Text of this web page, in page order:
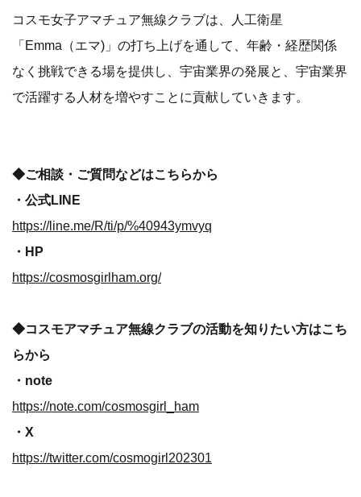
コスモ女子アマチュア無線クラブは、人工衛星
「Emma（エマ)」の打ち上げを通して、年齢・経歴関係
なく挑戦できる場を提供し、宇宙業界の発展と、宇宙業界
で活躍する人材を増やすことに貢献していきます。
◆ご相談・ご質問などはこちらから
・公式LINE
https://line.me/R/ti/p/%40943ymvyq
・HP
https://cosmosgirlham.org/
◆コスモアマチュア無線クラブの活動を知りたい方はこち
らから
・note
https://note.com/cosmosgirl_ham
・X
https://twitter.com/cosmogirl202301